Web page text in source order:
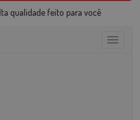
qualidade feito para você
Toggle